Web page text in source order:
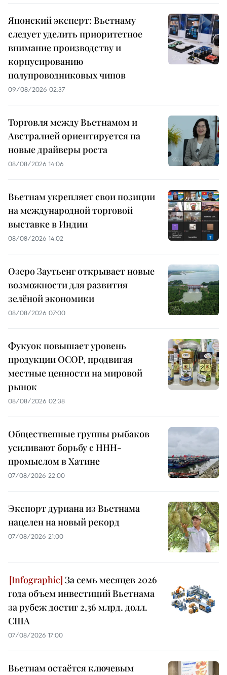
Японский эксперт: Вьетнаму
следует уделить приоритетное
внимание производству и
корпусированию
полупроводниковых чипов
09/08/2026 02:37
Торговля между Вьетнамом и
Австралией ориентируется на
новые драйверы роста
08/08/2026 14:06
Вьетнам укрепляет свои позиции
на международной торговой
выставке в Индии
08/08/2026 14:02
Озеро Заутьенг открывает новые
возможности для развития
зелёной экономики
08/08/2026 07:00
Фукуок повышает уровень
продукции OCOP, продвигая
местные ценности на мировой
рынок
08/08/2026 02:38
Общественные группы рыбаков
усиливают борьбу с ННН-
промыслом в Хатине
07/08/2026 22:00
Экспорт дуриана из Вьетнама
нацелен на новый рекорд
07/08/2026 21:00
За семь месяцев 2026
года объем инвестиций Вьетнама
за рубеж достиг 2,36 млрд. долл.
США
07/08/2026 17:00
Вьетнам остаётся ключевым